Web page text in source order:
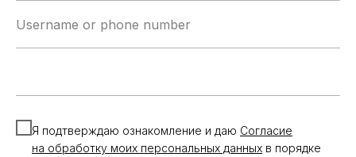
Username or phone number
Я подтверждаю ознакомление и даю Согласие
на обработку моих персональных данных в порядке